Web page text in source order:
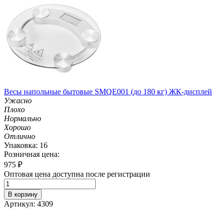
Весы напольные бытовые SMQE001 (до 180 кг) ЖК-дисплей
Ужасно
Плохо
Нормально
Хорошо
Отлично
Упаковка: 16
Розничная цена:
975 ₽
Оптовая цена доступна после регистрации
В корзину
Артикул: 4309